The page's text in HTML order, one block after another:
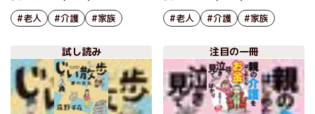
#老人 #介護 #家族 #老人 #介護 #家族
試し読み 注目の一冊